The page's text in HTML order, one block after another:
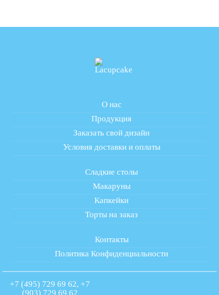
О нас
Продукция
Заказать свой дизайн
Условия доставки и оплаты
Сладкие столы
Макаруны
Капкейки
Торты на заказ
Контакты
Политика Конфиденциальности
+7 (495) 729 69 62, +7
(903) 729 69 62